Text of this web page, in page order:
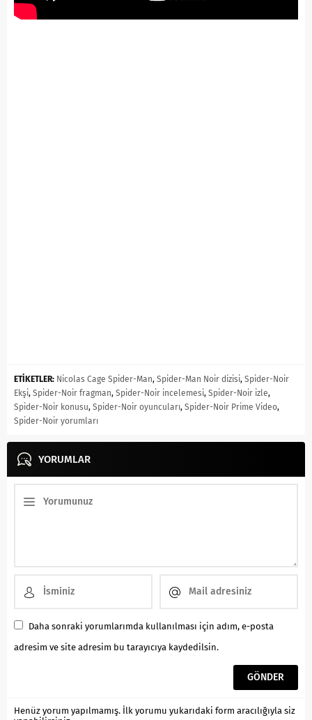
ETİKETLER: Nicolas Cage Spider-Man, Spider-Man Noir dizisi, Spider-Noir
Ekşi, Spider-Noir fragman, Spider-Noir incelemesi, Spider-Noir izle,
Spider-Noir konusu, Spider-Noir oyuncuları, Spider-Noir Prime Video,
Spider-Noir yorumları
YORUMLAR
Daha sonraki yorumlarımda kullanılması için adım, e-posta
adresim ve site adresim bu tarayıcıya kaydedilsin.
Henüz yorum yapılmamış. İlk yorumu yukarıdaki form aracılığıyla siz